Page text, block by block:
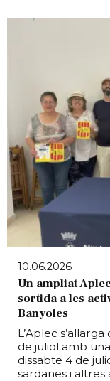
10.06.2026
Un ampliat
sortida a les
Banyoles
L’Aplec
de juliol amb
dissabte 4 de
sardanes i altres